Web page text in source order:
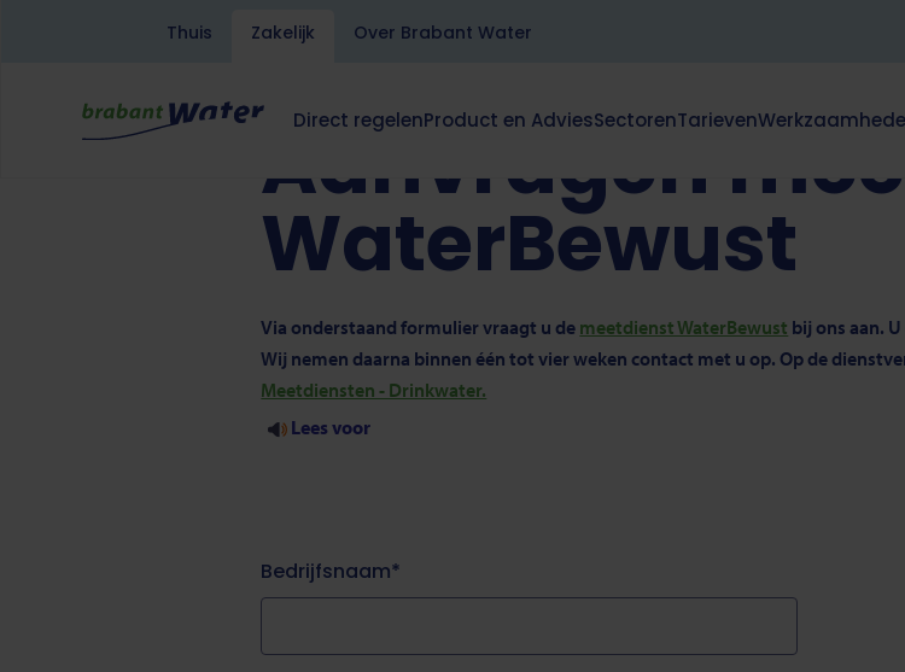
Hoofdnavigatie Direct regelen
Dit
deze
subnavigatie
open
of
Product en AdviesSectoren
Dit
deze
subnavigatie
open
Tarieven
Thuis Zakelijk Over Brabant Water
Kruimelpad
Home Zakelijk
Aanvragen
WaterBewust
Via onderstaand formulier vraagt u de meetdienst WaterBewust bij ons aan.
Wij nemen daarna binnen één tot vier weken contact met u op. Op de
Meetdiensten - Drinkwater.
Lees voor
Bedrijfsnaam